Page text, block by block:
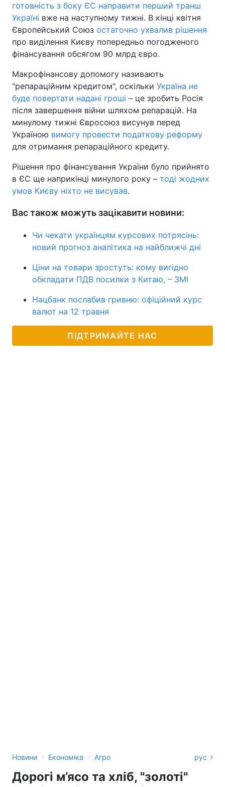
готовність з боку ЄС направити перший транш
Україні вже на наступному тижні. В кінці квітня
Європейський Союз остаточно ухвалив рішення
про виділення Києву попередньо погодженого
фінансування обсягом 90 млрд євро.
Макрофінансову допомогу називають
"репараційним кредитом", оскільки Україна не
буде повертати надані гроші – це зробить Росія
після завершення війни шляхом репарацій. На
минулому тижні Євросоюз висунув перед
Україною вимогу провести податкову реформу
для отримання репараційного кредиту.
Рішення про фінансування України було прийнято
в ЄС ще наприкінці минулого року – тоді жодних
умов Києву ніхто не висував.
Вас також можуть зацікавити новини:
Чи чекати українцям курсових потрясінь:
новий прогноз аналітика на найближчі дні
Ціни на товари зростуть: кому вигідно
обкладати ПДВ посилки з Китаю, – ЗМІ
Нацбанк послабив гривню: офіційний курс
валют на 12 травня
ПІДТРИМАЙТЕ НАС
Новини › Економіка › Агро рус
Дорогі м’ясо та хліб, "золоті"